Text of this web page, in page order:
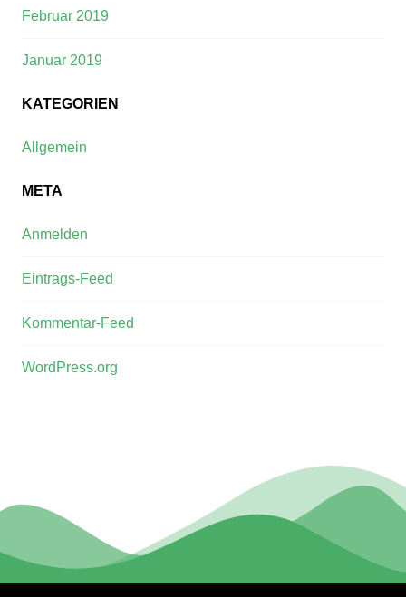
Februar 2019
Januar 2019
KATEGORIEN
Allgemein
META
Anmelden
Eintrags-Feed
Kommentar-Feed
WordPress.org